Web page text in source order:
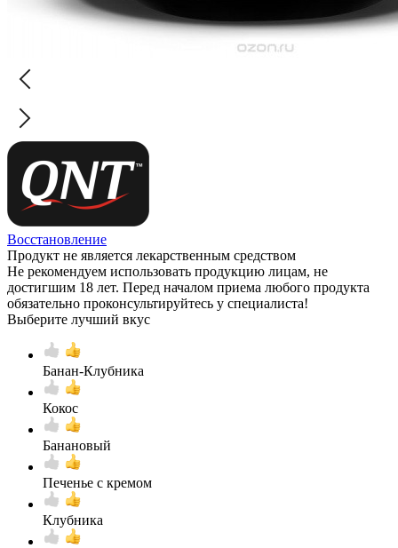
Восстановление
Продукт не является лекарственным средством
Не рекомендуем использовать продукцию лицам, не
достигшим 18 лет. Перед началом приема любого продукта
обязательно проконсультируйтесь у специалиста!
Выберите лучший вкус
Банан-Клубника
Кокос
Банановый
Печенье с кремом
Клубника